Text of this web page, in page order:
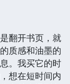
翻开书页，就
质感和油墨的
。我买它的时
想在短时间内